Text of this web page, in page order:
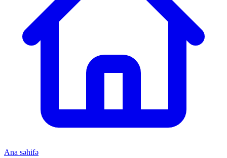
Ana səhifə